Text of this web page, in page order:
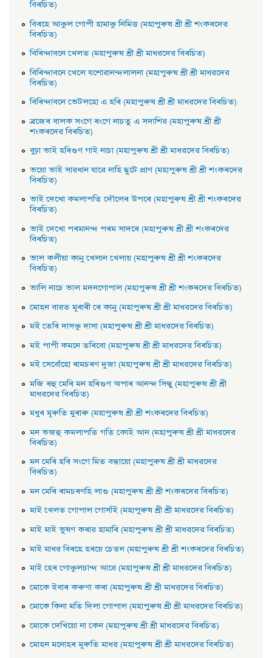
বিৰচিত)
বিৰহে আকুল গােপী হামাকু নিমিত্ত (মহাপুৰুষ শ্ৰী শ্ৰী শংকৰদেৱ
বিৰচিত)
বিৰিন্দাবনে খেলত (মহাপুৰুষ শ্ৰী শ্ৰী মাধৱদেৱ বিৰচিত)
বিৰিন্দাবনে খেলে যশােৱানন্দলালনা (মহাপুৰুষ শ্ৰী শ্ৰী মাধৱদেৱ
বিৰচিত)
বিৰিন্দাবনে ভেটলহাে এ হৰি (মহাপুৰুষ শ্ৰী শ্ৰী মাধৱদেৱ বিৰচিত)
ব্ৰজেৰ বালক সংগে ৰংগে নাচতু এ সদাশিৱ (মহাপুৰুষ শ্ৰী শ্ৰী
শংকৰদেৱ বিৰচিত)
বুঢ়া ভাই হৰিগুণ গাই নাচা (মহাপুৰুষ শ্ৰী শ্ৰী মাধৱদেৱ বিৰচিত)
ভয়াে ভাই সাৱধান যাৱে নাহি ছুটে প্রাণ (মহাপুৰুষ শ্ৰী শ্ৰী শংকৰদেৱ
বিৰচিত)
ভাই দেখাে কমলাপতি দৌলেৰ উপৰে (মহাপুৰুষ শ্ৰী শ্ৰী শংকৰদেৱ
বিৰচিত)
ভাই দেখাে পৰমানন্দ পৰম সাদৰে (মহাপুৰুষ শ্ৰী শ্ৰী শংকৰদেৱ
বিৰচিত)
ভাল কলীয়া কানু খেলান খেলায় (মহাপুৰুষ শ্ৰী শ্ৰী শংকৰদেৱ
বিৰচিত)
ভালি নাচে ভাল মদনগােপাল (মহাপুৰুষ শ্ৰী শ্ৰী শংকৰদেৱ বিৰচিত)
মােহন বাৱত মূৰাৰী ৰে কানু (মহাপুৰুষ শ্ৰী শ্ৰী মাধৱদেৱ বিৰচিত)
মই তেৰি দাসকু দাসা (মহাপুৰুষ শ্ৰী শ্ৰী মাধৱদেৱ বিৰচিত)
মই পাপী কমনে তৰিবাে (মহাপুৰুষ শ্ৰী শ্ৰী মাধৱদেৱ বিৰচিত)
মই সেবোঁহাে ৰামচৰণ দুজা (মহাপুৰুষ শ্ৰী শ্ৰী মাধৱদেৱ বিৰচিত)
মজি ৰহু মেৰি মন হৰিগুণ অপাৰ আনন্দ সিন্ধু (মহাপুৰুষ শ্রী শ্রী
মাধৱদেৱ বিৰচিত)
মধুৰ মূৰুতি মুৰাৰু (মহাপুৰুষ শ্ৰী শ্ৰী শংকৰদেৱ বিৰচিত)
মন ভজহু কমলাপতি গতি কোই আন (মহাপুৰুষ শ্ৰী শ্ৰী মাধৱদেৱ
বিৰচিত)
মন মেৰি হৰি সংগে মিত বন্ধায়াে (মহাপুৰুষ শ্ৰী শ্ৰী মাধৱদেৱ
বিৰচিত)
মন মেৰি ৰামচৰণহি লাগু (মহাপুৰুষ শ্ৰী শ্ৰী শংকৰদেৱ বিৰচিত)
মাই খেলত গােপাল গােসাঁই (মহাপুৰুষ শ্ৰী শ্ৰী মাধৱদেৱ বিৰচিত)
মাই মাই ভুষণ কৰাৱ হামাৰি (মহাপুৰুষ শ্ৰী শ্ৰী মাধৱদেৱ বিৰচিত)
মাই মাধৱ বিৰহে হৰয়ে চেতন (মহাপুৰুষ শ্ৰী শ্ৰী শংকৰদেৱ বিৰচিত)
মাই হেৰ গােকুলচান্দ আৱে (মহাপুৰুষ শ্ৰী শ্ৰী মাধৱদেৱ বিৰচিত)
মােকে ইবাৰ কৰুণা কৰা (মহাপুৰুষ শ্ৰী শ্ৰী মাধৱদেৱ বিৰচিত)
মােকে কিনা মতি দিলা গােপাল (মহাপুৰুষ শ্ৰী শ্ৰী মাধৱদেৱ বিৰচিত)
মােকে দেখিয়াে না কেন (মহাপুৰুষ শ্ৰী শ্ৰী মাধৱদেৱ বিৰচিত)
মােহন মনােহৰ মূৰুতি মাধৱ (মহাপুৰুষ শ্ৰী শ্ৰী মাধৱদেৱ বিৰচিত)